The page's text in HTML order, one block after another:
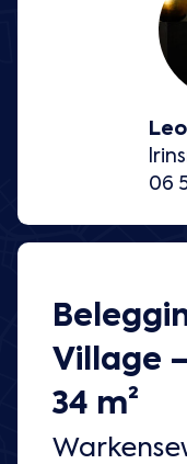
Village
34 m²
06